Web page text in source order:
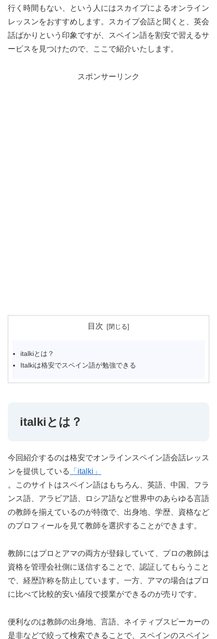
行く時間もない、という人にはスカイプによるオンライン
レッスンをおすすめします。スカイプ会話と聞くと、英会
話ばかりという印象ですが、スペイン語を割安で習えるサ
ービスを見つけたので、ここで紹介いたします。
スポンサーリンク
目次
italkiとは？
Italkiは格安でスペイン語が勉強できる
italkiとは？
今回紹介するのは格安でオンラインスペイン語会話レッス
ンを提供している
「italki」
。このサイトはスペイン語はもちろん、英語、中国、フラ
ンス語、アラビア語、ロシア語など世界中のあらゆる言語
の教師を揃えているのが特徴で、出身地、学歴、資格など
のプロフィールを見て教師を選択することができます。
教師にはプロとアマの両方が登録していて、プロの教師は
資格を管理会社側に送信することで、認証してもらうこと
で、経歴詐称を防止しています。一方、アマの場合はプロ
に比べて比較的安い値段で授業ができるのが売りです。
便利なのは教師の出身地、言語、ネイティブスピーカーの
是非などで絞って検索できることで、スペインのスペイン